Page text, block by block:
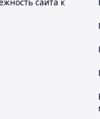
сайта к